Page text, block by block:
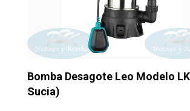
Bomba Desagote Leo Modelo
Sucia)